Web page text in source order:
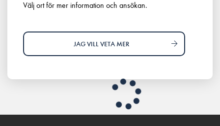
Välj ort för mer information och ansökan.
JAG VILL VETA MER